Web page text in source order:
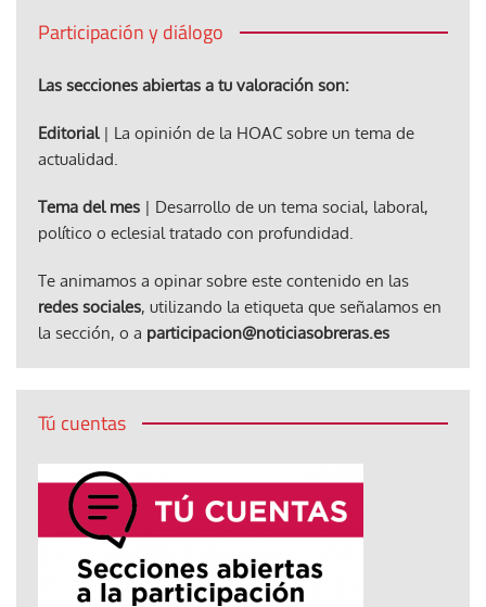
Participación y diálogo
Las secciones abiertas a tu valoración son:
Editorial| La opinión de la HOAC sobre un tema de
actualidad.
Tema del mes | Desarrollo de un tema social, laboral,
político o eclesial tratado con profundidad.
Te animamos a opinar sobre este contenido en las
redes sociales, utilizando la etiqueta que señalamos en
la sección, o a participacion@noticiasobreras.es
Tú cuentas